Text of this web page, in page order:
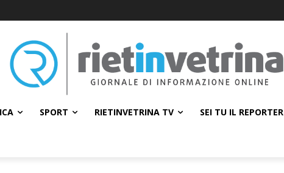
SPORT RIETINVETRINA TV SEI TU IL REPORTER